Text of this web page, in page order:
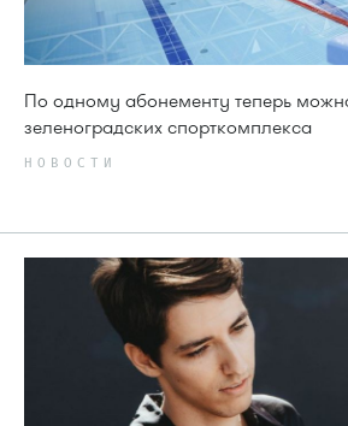
По одному абонементу теперь
зеленоградских спорткомплекса
НОВОСТИ